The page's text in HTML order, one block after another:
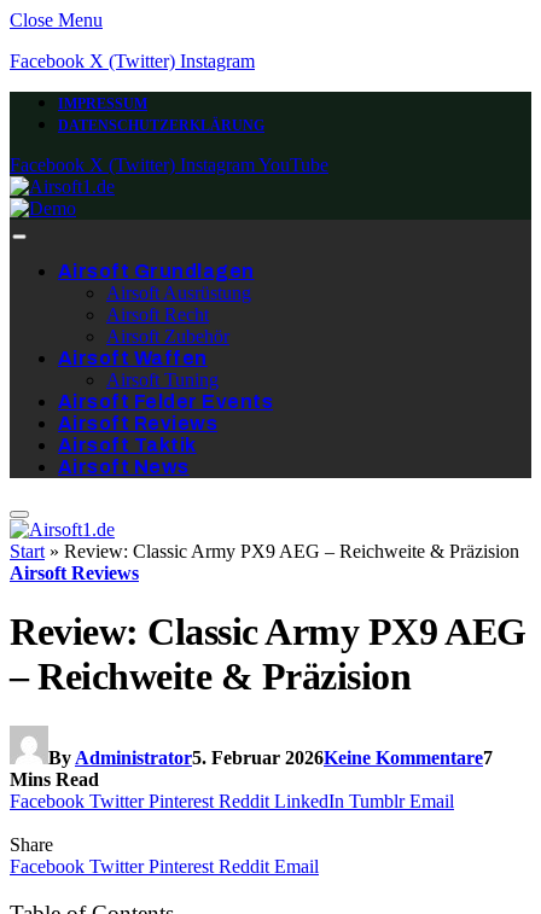
Close Menu
Facebook X (Twitter) Instagram
IMPRESSUM
DATENSCHUTZERKLÄRUNG
Facebook X (Twitter) InstagramYouTube
Airsoft Grundlagen
Airsoft Ausrüstung
Airsoft Recht
Airsoft Zubehör
Airsoft Waffen
Airsoft Tuning
Airsoft Felder Events
Airsoft Reviews
Airsoft Taktik
Airsoft News
Start » Review: Classic Army PX9 AEG – Reichweite & Präzision
Airsoft Reviews
Review: Classic Army PX9 AEG
– Reichweite & Präzision
By Administrator5. Februar 2026Keine Kommentare7
Mins Read
Facebook Twitter Pinterest Reddit LinkedIn Tumblr Email
Share
Facebook Twitter Pinterest Reddit Email